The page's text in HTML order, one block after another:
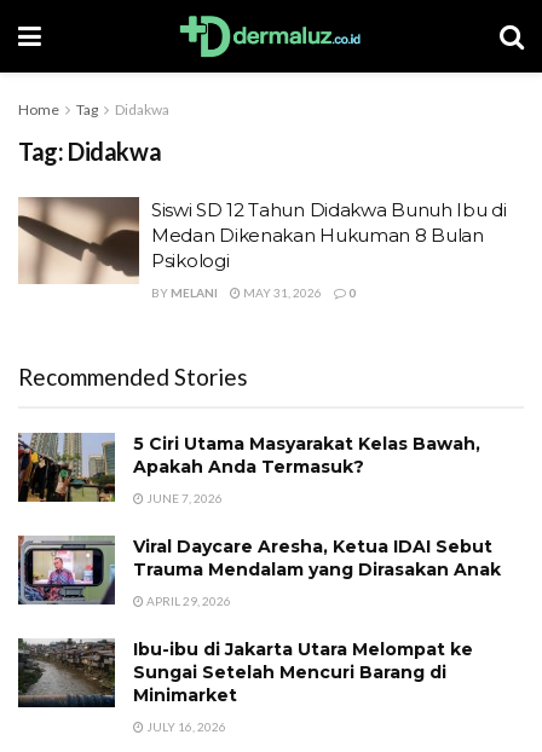
Home Tag Didakwa
Tag: Didakwa
Siswi SD 12 Tahun Didakwa Bunuh Ibu di
Medan Dikenakan Hukuman 8 Bulan
Psikologi
BY MELANI MAY 31, 2026 0
Recommended Stories
5 Ciri Utama Masyarakat Kelas Bawah,
Apakah Anda Termasuk?
JUNE 7, 2026
Viral Daycare Aresha, Ketua IDAI Sebut
Trauma Mendalam yang Dirasakan Anak
APRIL 29, 2026
Ibu-ibu di Jakarta Utara Melompat ke
Sungai Setelah Mencuri Barang di
Minimarket
JULY 16, 2026